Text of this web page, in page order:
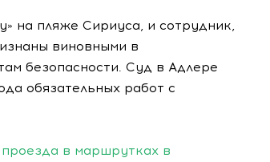
на пляже Сириуса, и сотрудник,
виновными в
безопасности. Суд в Адлере
обязательных работ с
в маршрутках в